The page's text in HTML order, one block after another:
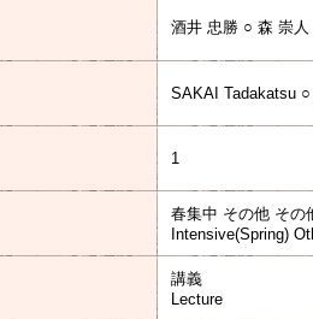
酒井 忠勝 ○ 森 崇人
SAKAI Tadakatsu
1
春集中 その他 その
Intensive(Spring)
講義
Lecture